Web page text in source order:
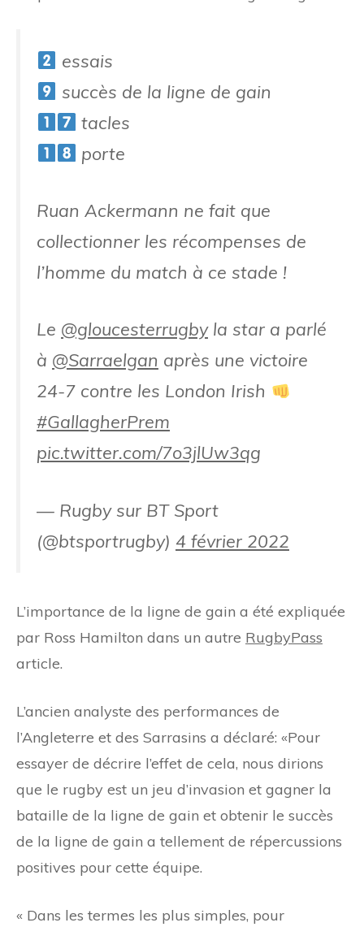
essais
succès de la ligne de gain
tacles
porte
Ruan Ackermann ne fait que
collectionner les récompenses de
l’homme du match à ce stade !
Le @gloucesterrugbyla star a parlé
à @Sarraelgan après une victoire
24-7 contre les London Irish
#GallagherPrem
pic.twitter.com/7o3jlUw3qg
— Rugby sur BT Sport
(@btsportrugby) 4 février 2022
L’importance de la ligne de gain a été expliquée
par Ross Hamilton dans un autre RugbyPass
article.
L’ancien analyste des performances de
l’Angleterre et des Sarrasins a déclaré: «Pour
essayer de décrire l’effet de cela, nous dirions
que le rugby est un jeu d’invasion et gagner la
bataille de la ligne de gain et obtenir le succès
de la ligne de gain a tellement de répercussions
positives pour cette équipe.
« Dans les termes les plus simples, pour